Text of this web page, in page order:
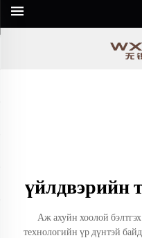
үйлдвэрийн
Аж ахуйн хоолой
технологийн үр дүнтэй